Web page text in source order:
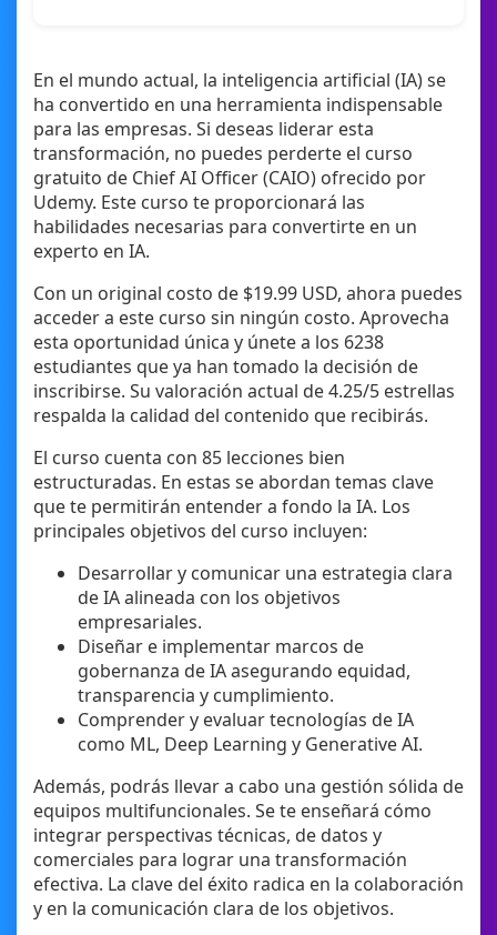
En el mundo actual, la inteligencia artificial (IA) se
ha convertido en una herramienta indispensable
para las empresas. Si deseas liderar esta
transformación, no puedes perderte el curso
gratuito de Chief AI Officer (CAIO) ofrecido por
Udemy. Este curso te proporcionará las
habilidades necesarias para convertirte en un
experto en IA.
Con un original costo de $19.99 USD, ahora puedes
acceder a este curso sin ningún costo. Aprovecha
esta oportunidad única y únete a los 6238
estudiantes que ya han tomado la decisión de
inscribirse. Su valoración actual de 4.25/5 estrellas
respalda la calidad del contenido que recibirás.
El curso cuenta con 85 lecciones bien
estructuradas. En estas se abordan temas clave
que te permitirán entender a fondo la IA. Los
principales objetivos del curso incluyen:
Desarrollar y comunicar una estrategia clara
de IA alineada con los objetivos
empresariales.
Diseñar e implementar marcos de
gobernanza de IA asegurando equidad,
transparencia y cumplimiento.
Comprender y evaluar tecnologías de IA
como ML, Deep Learning y Generative AI.
Además, podrás llevar a cabo una gestión sólida de
equipos multifuncionales. Se te enseñará cómo
integrar perspectivas técnicas, de datos y
comerciales para lograr una transformación
efectiva. La clave del éxito radica en la colaboración
y en la comunicación clara de los objetivos.